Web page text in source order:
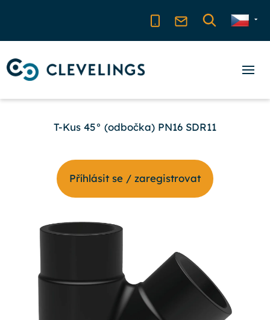
T-Kus 45° (odbočka) PN16 SDR11
Příhlásit se / zaregistrovat